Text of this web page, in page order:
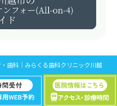
歯科｜みらくる歯科クリニック川越